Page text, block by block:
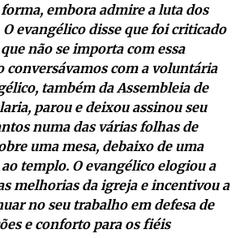
embora admire a luta dos
evangélico disse que foi criticado
não se importa com essa
conversávamos com a voluntária
também da Assembleia de
parou e deixou assinou seu
numa das várias folhas de
uma mesa, debaixo de uma
templo. O evangélico elogiou a
melhorias da igreja e incentivou a
no seu trabalho em defesa de
e conforto para os fiéis